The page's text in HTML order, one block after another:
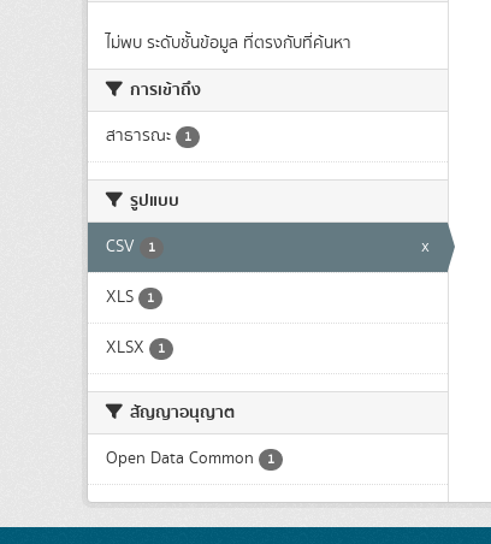
ไม่พบ ระดับชั้นข้อมูล ที่ตรงกับที่ค้นหา
การเข้าถึง
สาธารณะ 1
รูปแบบ
CSV 1 x
XLS 1
XLSX 1
สัญญาอนุญาต
Open Data Common 1